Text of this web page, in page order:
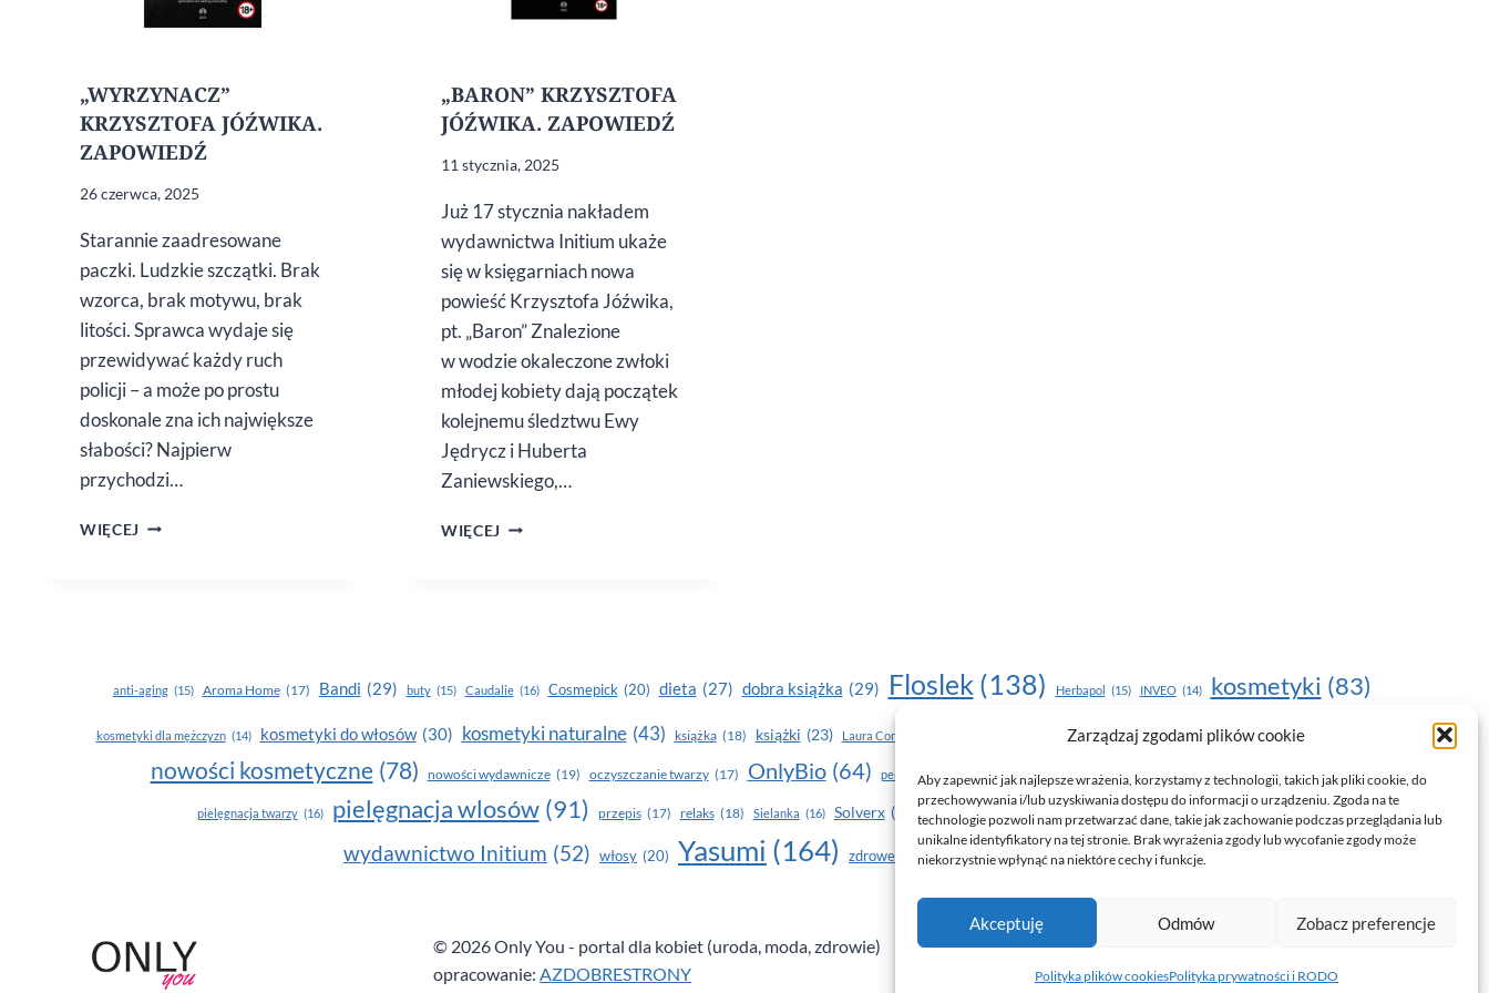
Zarządzaj zgodami plików cookie
Aby zapewnić jak najlepsze wrażenia, korzystamy z technologii, takich jak pliki cookie, do
przechowywania i/lub uzyskiwania dostępu do informacji o urządzeniu. Zgoda na te
technologie pozwoli nam przetwarzać dane, takie jak zachowanie podczas przeglądania lub
unikalne identyfikatory na tej stronie. Brak wyrażenia zgody lub wycofanie zgody może
niekorzystnie wpłynąć na niektóre cechy i funkcje.
Akceptuję Odmów Zobacz preferencje
Polityka plików cookiesPolityka prywatności i RODO
„WYRZYNACZ”
KRZYSZTOFA JÓŹWIKA.
ZAPOWIEDŹ
26 czerwca, 2025
Starannie zaadresowane
paczki. Ludzkie szczątki. Brak
wzorca, brak motywu, brak
litości. Sprawca wydaje się
przewidywać każdy ruch
policji – a może po prostu
doskonale zna ich największe
słabości? Najpierw
przychodzi…
WIĘCEJ „WYRZYNACZ”
„BARON” KRZYSZTOFA
JÓŹWIKA. ZAPOWIEDŹ
11 stycznia, 2025
Już 17 stycznia nakładem
wydawnictwa Initium ukaże
się w księgarniach nowa
powieść Krzysztofa Jóźwika,
pt. „Baron” Znalezione
w wodzie okaleczone zwłoki
młodej kobiety dają początek
kolejnemu śledztwu Ewy
Jędrycz i Huberta
Zaniewskiego,…
WIĘCEJ „BARON”
anti-aging (15) Aroma Home (17) Bandi (29) buty (15) Caudalie (16) Cosmepick (20) dieta (27) dobra książka (29) Floslek (138) Herbapol (15) INVEO (14) kosmetyki (83)
kosmetyki dla mężczyzn (14) kosmetyki do włosów (30) kosmetyki naturalne (43) książka (18) książki (23) Laura Conti moda(187) nawilżanie skóry (22)
nowości kosmetyczne (78) nowości wydawnicze (19) oczyszczanie twarzy (17) OnlyBio (64) perfumy pielegnacja skóry (24) pielęgnacja pielęgnacja dłoni (14)
pielęgnacja twarzy (16) pielęgnacja wlosów (91) przepis (17) relaks (18) Sielanka (16) Solverx (26) Stapiz (21) trendy (35) uroda (17) witamina C (24)
wydawnictwo Initium (52) włosy (20) Yasumi (164) zdrowe zęby (20) zdrowie(135)
© 2026 Only You - portal dla kobiet (uroda, moda, zdrowie)
opracowanie: AZDOBRESTRONY
Polityka prywatności i RODO
Polityka plików cookies (EU)